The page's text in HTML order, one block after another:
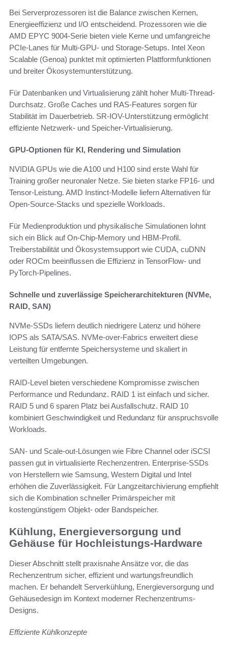
Bei Serverprozessoren ist die Balance zwischen Kernen,
Energieeffizienz und I/O entscheidend. Prozessoren wie die
AMD EPYC 9004-Serie bieten viele Kerne und umfangreiche
PCIe-Lanes für Multi-GPU- und Storage-Setups. Intel Xeon
Scalable (Genoa) punktet mit optimierten Plattformfunktionen
und breiter Ökosystemunterstützung.
Für Datenbanken und Virtualisierung zählt hoher Multi-Thread-
Durchsatz. Große Caches und RAS-Features sorgen für
Stabilität im Dauerbetrieb. SR-IOV-Unterstützung ermöglicht
effiziente Netzwerk- und Speicher-Virtualisierung.
GPU-Optionen für KI, Rendering und Simulation
NVIDIA GPUs wie die A100 und H100 sind erste Wahl für
Training großer neuronaler Netze. Sie bieten starke FP16- und
Tensor-Leistung. AMD Instinct-Modelle liefern Alternativen für
Open-Source-Stacks und spezielle Workloads.
Für Medienproduktion und physikalische Simulationen lohnt
sich ein Blick auf On-Chip-Memory und HBM-Profil.
Treiberstabilität und Ökosystemsupport wie CUDA, cuDNN
oder ROCm beeinflussen die Effizienz in TensorFlow- und
PyTorch-Pipelines.
Schnelle und zuverlässige Speicherarchitekturen (NVMe,
RAID, SAN)
NVMe-SSDs liefern deutlich niedrigere Latenz und höhere
IOPS als SATA/SAS. NVMe-over-Fabrics erweitert diese
Leistung für entfernte Speichersysteme und skaliert in
verteilten Umgebungen.
RAID-Level bieten verschiedene Kompromisse zwischen
Performance und Redundanz. RAID 1 ist einfach und sicher.
RAID 5 und 6 sparen Platz bei Ausfallschutz. RAID 10
kombiniert Geschwindigkeit und Redundanz für anspruchsvolle
Workloads.
SAN- und Scale-out-Lösungen wie Fibre Channel oder iSCSI
passen gut in virtualisierte Rechenzentren. Enterprise-SSDs
von Herstellern wie Samsung, Western Digital und Intel
erhöhen die Zuverlässigkeit. Für Langzeitarchivierung empfiehlt
sich die Kombination schneller Primärspeicher mit
kostengünstigem Objekt- oder Bandspeicher.
Kühlung, Energieversorgung und
Gehäuse für Hochleistungs-Hardware
Dieser Abschnitt stellt praxisnahe Ansätze vor, die das
Rechenzentrum sicher, effizient und wartungsfreundlich
machen. Er behandelt Serverkühlung, Energieversorgung und
Gehäusedesign im Kontext moderner Rechenzentrums-
Designs.
Effiziente Kühlkonzepte